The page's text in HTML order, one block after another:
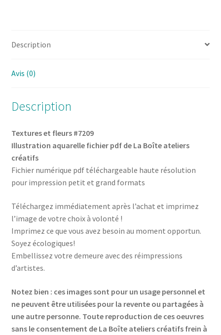
Description
Avis (0)
Description
Textures et fleurs #7209
Illustration aquarelle fichier pdf de La Boîte ateliers
créatifs
Fichier numérique pdf téléchargeable haute résolution
pour impression petit et grand formats
Téléchargez immédiatement après l’achat et imprimez
l’image de votre choix à volonté !
Imprimez ce que vous avez besoin au moment opportun.
Soyez écologiques!
Embellissez votre demeure avec des réimpressions
d’artistes.
Notez bien : ces images sont pour un usage personnel et
ne peuvent être utilisées pour la revente ou partagées à
une autre personne. Toute reproduction de ces oeuvres
sans le consentement de La Boîte ateliers créatifs frein à